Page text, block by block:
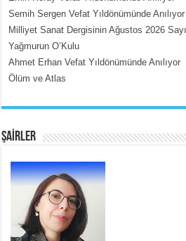
SATILMIŞ ÜMİT ÇETİNKAYA
Semih Sergen Vefat Yıldönümünde Anılıyor
Milliyet Sanat Dergisinin Ağustos 2026
Yağmurun O’Kulu
Ahmet Erhan Vefat Yıldönümünde Anılıyor
Ölüm ve Atlas
ŞAİRLER